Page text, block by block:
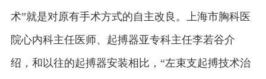
术”就是对原有手术方式的自主改良。上海市胸科医
院心内科主任医师、起搏器亚专科主任李若谷介
绍，和以往的起搏器安装相比，“左束支起搏技术治